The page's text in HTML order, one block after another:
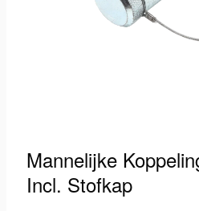
Mannelijke
Incl. Stofkap